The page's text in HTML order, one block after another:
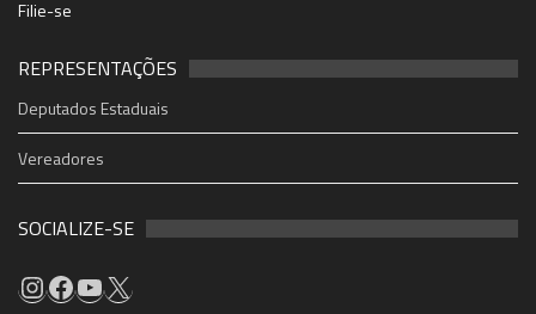
Filie-se
REPRESENTAÇÕES
Deputados Estaduais
Vereadores
SOCIALIZE-SE